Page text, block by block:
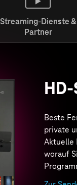
Streaming-Dienste &
Partner
Von
Top-
ARD &